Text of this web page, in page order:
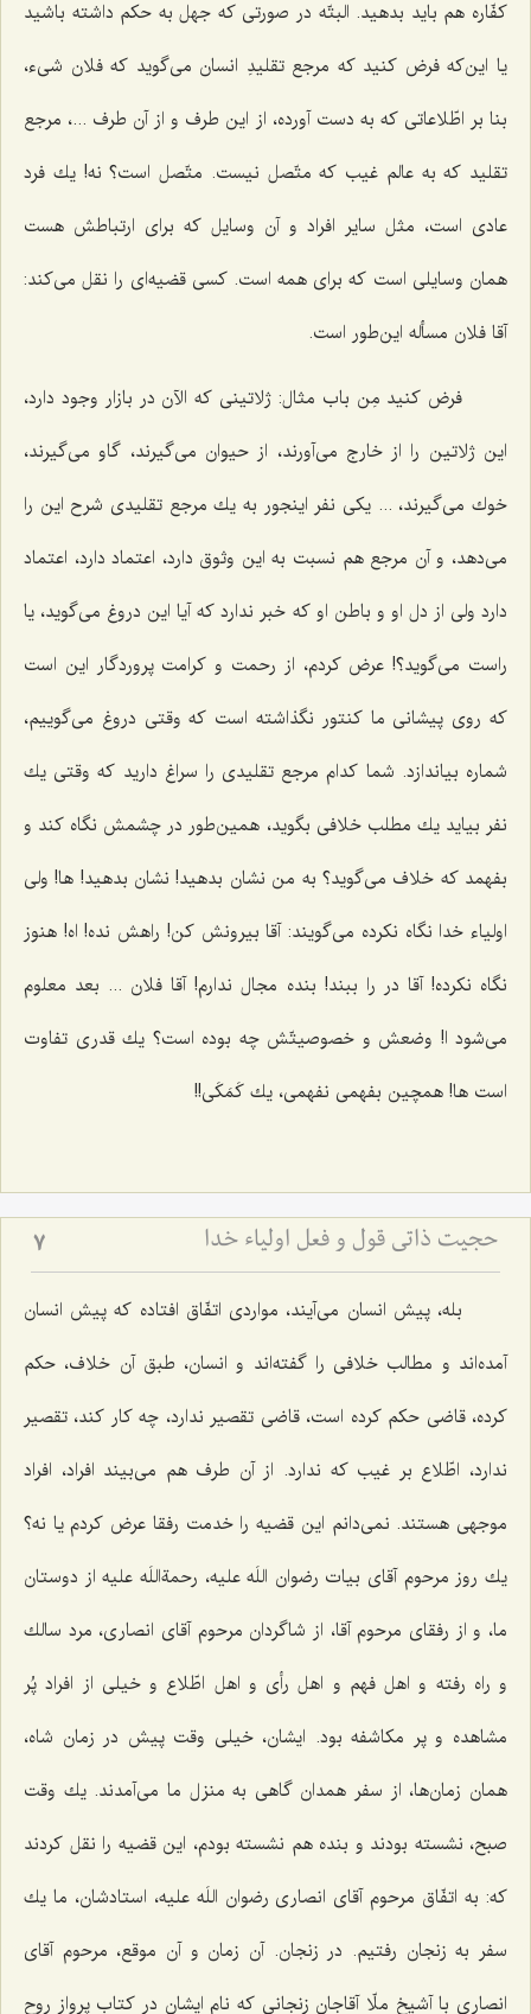
كفّاره هم باید بدهید. البتّه در صورتی كه جهل به حكم داشته باشید
یا این‌كه فرض كنید كه مرجع تقلیدِ انسان می‌گوید كه فلان شی‌ء،
بنا بر اطّلاعاتی كه به دست آورده، از این طرف و از آن طرف ...، مرجع
تقلید كه به عالم غیب كه متّصل نیست. متّصل است؟ نه! یك فرد
عادی است، مثل سایر افراد و آن وسایل كه برای ارتباطش هست
همان وسایلی است كه برای همه است. كسی قضیه‌ای را نقل می‌كند:
آقا فلان مسأله این‌طور است.
فرض كنید مِن باب مثال: ژلاتینی كه الآن در بازار وجود دارد،
این ژلاتین را از خارج می‌آورند، از حیوان می‌گیرند، گاو می‌گیرند،
خوك می‌گیرند، ... یكی نفر اینجور به یك مرجع تقلیدی شرح این را
می‌دهد، و آن مرجع هم نسبت به این وثوق دارد، اعتماد دارد، اعتماد
دارد ولی از دل او و باطن او كه خبر ندارد كه آیا این دروغ می‌گوید، یا
راست می‌گوید؟! عرض كردم، از رحمت و كرامت پروردگار این است
كه روی پیشانی ما كنتور نگذاشته است كه وقتی دروغ می‌گوییم،
شماره بیاندازد. شما كدام مرجع تقلیدی را سراغ دارید كه وقتی یك
نفر بیاید یك مطلب خلافی بگوید، همین‌طور در چشمش نگاه كند و
بفهمد كه خلاف می‌گوید؟ به من نشان بدهید! نشان بدهید! ها! ولی
اولیاء خدا نگاه نكرده می‌گویند: آقا بیرونش كن! راهش نده! اه! هنوز
نگاه نكرده! آقا در را ببند! بنده مجال ندارم! آقا فلان ... بعد معلوم
می‌شود ا! وضعش و خصوصیتّش چه بوده است؟ یك قدری تفاوت
است ها! همچین بفهمی نفهمی، یك كَمَكَی!!
حجیت ذاتی قول و فعل اولیاء خدا 7
بله، پیش انسان می‌آیند، مواردی اتفّاق افتاده كه پیش انسان
آمده‌اند و مطالب خلافی را گفته‌اند و انسان، طبق آن خلاف، حكم
كرده، قاضی حكم كرده است، قاضی تقصیر ندارد، چه كار كند، تقصیر
ندارد، اطّلاع بر غیب كه ندارد. از آن طرف هم می‌بیند افراد، افراد
موجهی هستند. نمی‌دانم این قضیه را خدمت رفقا عرض كردم یا نه؟
یك روز مرحوم آقای بیات رضوان اللَه علیه، رحمةاللَه علیه از دوستان
ما، و از رفقای مرحوم آقا، از شاگردان مرحوم آقای انصاری، مرد سالك
و راه رفته و اهل فهم و اهل رأی و اهل اطّلاع و خیلی از افراد پُر
مشاهده و پر مكاشفه بود. ایشان، خیلی وقت پیش در زمان شاه،
همان زمان‌ها، از سفر همدان گاهی به منزل ما می‌آمدند. یك وقت
صبح، نشسته بودند و بنده هم نشسته بودم، این قضیه را نقل كردند
كه: به اتفّاق مرحوم آقای انصاری رضوان اللَه علیه، استادشان، ما یك
سفر به زنجان رفتیم. در زنجان. آن زمان و آن موقع، مرحوم آقای
انصاری با آشیخ ملّا آقاجان زنجانی كه نام ایشان در كتاب پرواز روح